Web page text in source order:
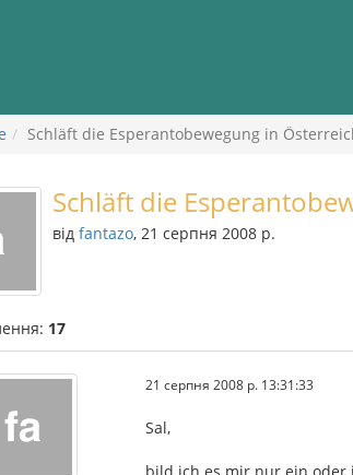
Schläft die Esperantobewegung in
Schläft die
від fantazo, 21 серпня 2008 р.
17
21 серпня 2008 р. 13:31:33
Sal,